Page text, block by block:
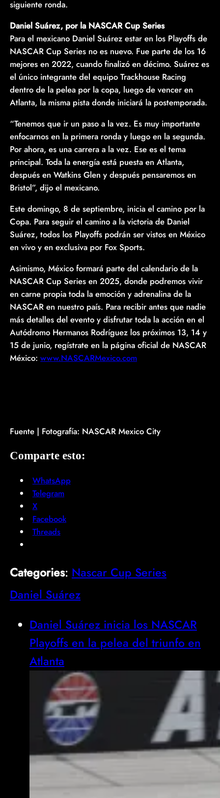
siguiente ronda.
Daniel Suárez, por la NASCAR Cup Series
Para el mexicano Daniel Suárez estar en los Playoffs de
NASCAR Cup Series no es nuevo. Fue parte de los 16
mejores en 2022, cuando finalizó en décimo. Suárez es
el único integrante del equipo Trackhouse Racing
dentro de la pelea por la copa, luego de vencer en
Atlanta, la misma pista donde iniciará la postemporada.
“Tenemos que ir un paso a la vez. Es muy importante
enfocarnos en la primera ronda y luego en la segunda.
Por ahora, es una carrera a la vez. Ese es el tema
principal. Toda la energía está puesta en Atlanta,
después en Watkins Glen y después pensaremos en
Bristol”, dijo el mexicano.
Este domingo, 8 de septiembre, inicia el camino por la
Copa. Para seguir el camino a la victoria de Daniel
Suárez, todos los Playoffs podrán ser vistos en México
en vivo y en exclusiva por Fox Sports.
Asimismo, México formará parte del calendario de la
NASCAR Cup Series en 2025, donde podremos vivir
en carne propia toda la emoción y adrenalina de la
NASCAR en nuestro país. Para recibir antes que nadie
más detalles del evento y disfrutar toda la acción en el
Autódromo Hermanos Rodríguez los próximos 13, 14 y
15 de junio, regístrate en la página oficial de NASCAR
México: www.NASCARMexico.com
Fuente | Fotografía: NASCAR Mexico City
Comparte esto:
WhatsApp
Telegram
X
Facebook
Threads
Categories: Nascar Cup Series
Daniel Suárez
Daniel Suárez inicia los NASCAR
Playoffs en la pelea del triunfo en
Atlanta